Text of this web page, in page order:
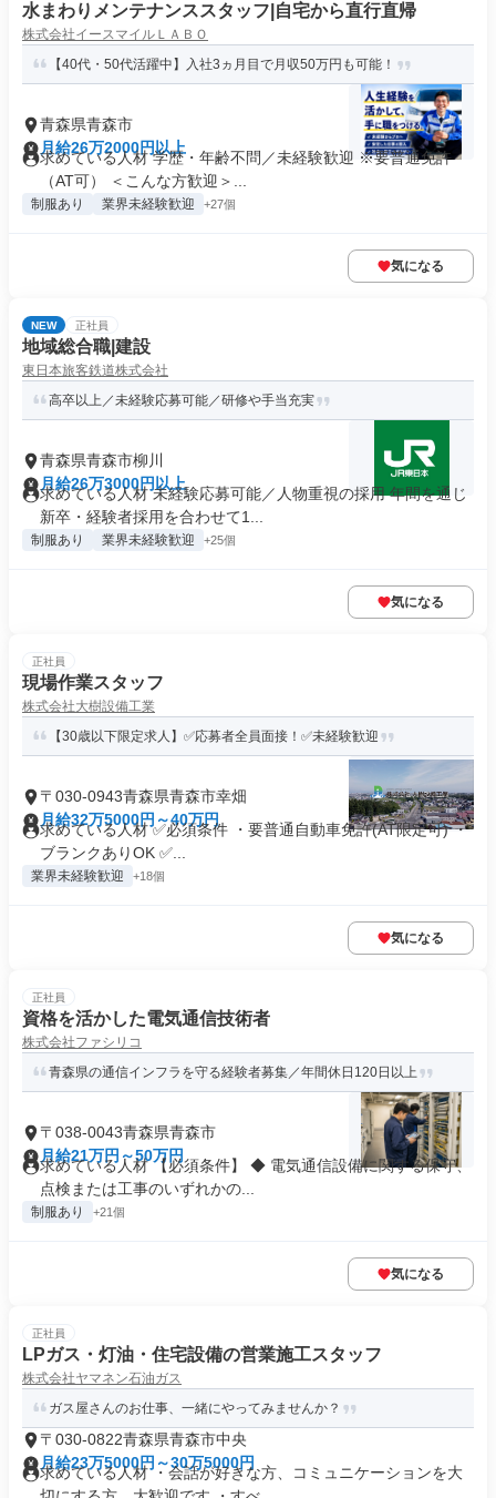
水まわりメンテナンススタッフ|自宅から直行直帰
株式会社イースマイルＬＡＢＯ
【40代・50代活躍中】入社3ヵ月目で月収50万円も可能！
青森県青森市
月給26万2000円以上
求めている人材 学歴・年齢不問／未経験歓迎 ※要普通免許
（AT可） ＜こんな方歓迎＞...
制服あり 業界未経験歓迎 +27個
気になる
NEW 正社員
地域総合職|建設
東日本旅客鉄道株式会社
高卒以上／未経験応募可能／研修や手当充実
青森県青森市柳川
月給26万3000円以上
求めている人材 未経験応募可能／人物重視の採用 年間を通じ
新卒・経験者採用を合わせて1...
制服あり 業界未経験歓迎 +25個
気になる
正社員
現場作業スタッフ
株式会社大樹設備工業
【30歳以下限定求人】✅応募者全員面接！✅未経験歓迎
〒030-0943青森県青森市幸畑
月給32万5000円～40万円
求めている人材 ✅必須条件 ・要普通自動車免許(AT限定可) ・
ブランクありOK ✅...
業界未経験歓迎 +18個
気になる
正社員
資格を活かした電気通信技術者
株式会社ファシリコ
青森県の通信インフラを守る経験者募集／年間休日120日以上
〒038-0043青森県青森市
月給21万円～50万円
求めている人材 【必須条件】 ◆ 電気通信設備に関する保守、
点検または工事のいずれかの...
制服あり +21個
気になる
正社員
LPガス・灯油・住宅設備の営業施工スタッフ
株式会社ヤマネン石油ガス
ガス屋さんのお仕事、一緒にやってみませんか？
〒030-0822青森県青森市中央
月給23万5000円～30万5000円
求めている人材 ・会話が好きな方、コミュニケーションを大